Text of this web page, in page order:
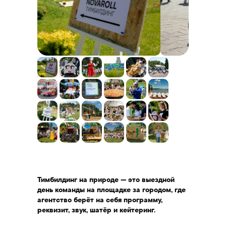
Тимбилдинг на природе — это выездной
день команды на площадке за городом, где
агентство берёт на себя программу,
реквизит, звук, шатёр и кейтеринг.